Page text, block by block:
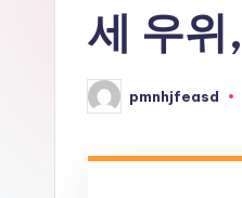
세 우위
Posted
by
pmnhjfeasd